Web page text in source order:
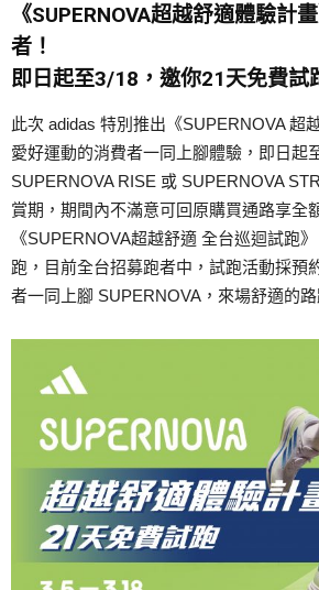
《SUPERNOVA超越舒適體驗計
者！
即日起至3/18，邀你21天免費試
此次 adidas 特別推出《SUPERNOVA 超
愛好運動的消費者一同上腳體驗，即日起
SUPERNOVA RISE 或 SUPERNOVA
賞期，期間內不滿意可回原購買通路享全
《SUPERNOVA超越舒適 全台巡迴試跑
跑，目前全台招募跑者中，試跑活動採預
者一同上腳 SUPERNOVA，來場舒適的路